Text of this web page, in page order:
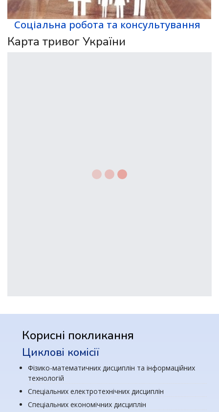
Соціальна робота та консультування
Карта тривог України
Корисні покликання
Циклові комісії
Фізико-математичних дисциплін та інформаційних
технологій
Спеціальних електротехнічних дисциплін
Спеціальних економічних дисциплін